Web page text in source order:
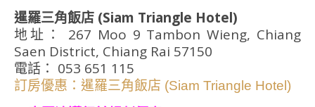
暹羅三角飯店 (Siam Triangle Hotel)
地址： 267 Moo 9 Tambon Wieng, Chiang
Saen District, Chiang Rai 57150
電話： 053 651 115
訂房優惠：暹羅三角飯店 (Siam Triangle Hotel)